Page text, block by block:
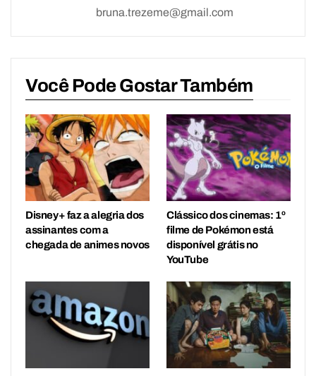
bruna.trezeme@gmail.com
Você Pode Gostar Também
Disney+ faz a alegria dos
assinantes com a
chegada de animes novos
Clássico dos cinemas: 1º
filme de Pokémon está
disponível grátis no
YouTube